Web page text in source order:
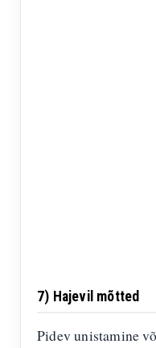
7) Hajevil mõtted
Pidev unistamine